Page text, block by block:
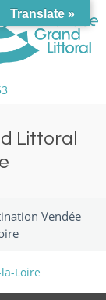
Littoral
Vendée
Translate »